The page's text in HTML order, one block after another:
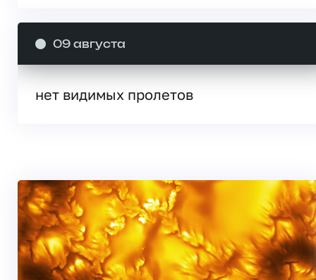
09 августа
нет видимых пролетов